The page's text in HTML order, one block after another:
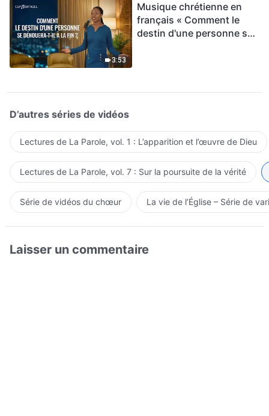
3:53
Musique chrétienne en
français « Comment le
destin d'une personne se
D’autres séries de vidéos
Lectures de La Parole, vol. 1 : L’apparition et l’œuvre de Dieu
Lectures de La Parole, vol. 7 : Sur la poursuite de la vérité
Série de vidéos du chœur La vie de l’Église – Série de
Laisser un commentaire